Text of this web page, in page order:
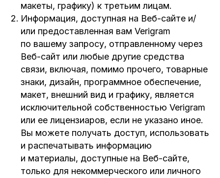
макеты, графику) к третьим лицам.
Информация, доступная на Веб-сайте и/
или предоставленная вам Verigram
по вашему запросу, отправленному через
Веб-сайт или любые другие средства
связи, включая, помимо прочего, товарные
знаки, дизайн, программное обеспечение,
макет, внешний вид и графику, является
исключительной собственностью Verigram
или ее лицензиаров, если не указано иное.
Вы можете получать доступ, использовать
и распечатывать информацию
и материалы, доступные на Веб-сайте,
только для некоммерческого или личного